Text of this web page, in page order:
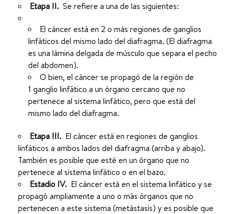
Etapa II. Se refiere a una de las siguientes:
El cáncer está en 2 o más regiones de ganglios
linfáticos del mismo lado del diafragma. (El diafragma
es una lámina delgada de músculo que separa el pecho
del abdomen).
O bien, el cáncer se propagó de la región de
1 ganglio linfático a un órgano cercano que no
pertenece al sistema linfático, pero que está del
mismo lado del diafragma.
Etapa III. El cáncer está en regiones de ganglios
linfáticos a ambos lados del diafragma (arriba y abajo).
También es posible que esté en un órgano que no
pertenece al sistema linfático o en el bazo.
Estadio IV. El cáncer está en el sistema linfático y se
propagó ampliamente a uno o más órganos que no
pertenecen a este sistema (metástasis) y es posible que